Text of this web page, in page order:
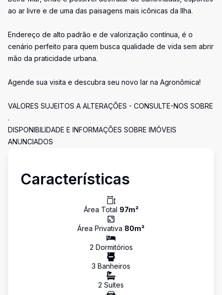
ao ar livre e de uma das paisagens mais icônicas da Ilha.
Endereço de alto padrão e de valorização contínua, é o
cenário perfeito para quem busca qualidade de vida sem abrir
mão da praticidade urbana.
Agende sua visita e descubra seu novo lar na Agronômica!
VALORES SUJEITOS A ALTERAÇÕES - CONSULTE-NOS SOBRE
.
DISPONIBILIDADE E INFORMAÇÕES SOBRE IMÓVEIS
ANUNCIADOS
Características
Área Total 97m²
Área Privativa 80m²
2 Dormitórios
3 Banheiros
2 Suítes